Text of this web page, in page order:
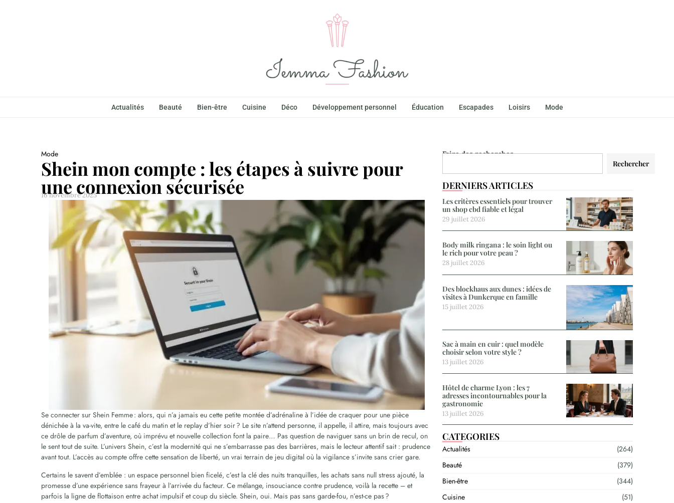
Actualités Beauté Bien-être Cuisine Déco Développement personnel Éducation Escapades Loisirs Mode
Faire des recherches
Rechercher
DERNIERS ARTICLES
Les critères essentiels pour trouver
un shop cbd fiable et légal
29 juillet 2026
Body milk ringana : le soin light ou
le rich pour votre peau ?
28 juillet 2026
Des blockhaus aux dunes : idées de
visites à Dunkerque en famille
15 juillet 2026
Sac à main en cuir : quel modèle
choisir selon votre style ?
13 juillet 2026
Hôtel de charme Lyon : les 7
adresses incontournables pour la
gastronomie
13 juillet 2026
CATEGORIES
Actualités
(264)
Beauté
(379)
Bien-être
(344)
Cuisine
(51)
Mode
Shein mon compte : les étapes à suivre pour
une connexion sécurisée
16 novembre 2025
Se connecter sur Shein Femme : alors, qui n’a jamais eu cette petite montée d’adrénaline à l’idée de craquer pour une pièce
dénichée à la va-vite, entre le café du matin et le replay d’hier soir ? Le site n’attend personne, il appelle, il attire, mais toujours avec
ce drôle de parfum d’aventure, où imprévu et nouvelle collection font la paire… Pas question de naviguer sans un brin de recul, on
le sent tout de suite. L’univers Shein, c’est la modernité qui ne s’embarrasse pas des barrières, mais le lecteur attentif sait : prudence
avant tout. L’accès au compte offre cette sensation de liberté, un vrai terrain de jeu digital où la vigilance s’invite sans crier gare.
Certains le savent d’emblée : un espace personnel bien ficelé, c’est la clé des nuits tranquilles, les achats sans null stress ajouté, la
promesse d’une expérience sans frayeur à l’arrivée du facteur. Ce mélange, insouciance contre prudence, voilà la recette – et
parfois la ligne de flottaison entre achat impulsif et coup du siècle. Shein, oui. Mais pas sans garde-fou, n’est-ce pas ?